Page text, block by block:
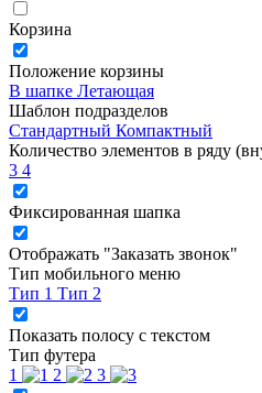
Корзина
Положение корзины
В шапке Летающая
Шаблон подразделов
Стандартный Компактный
Количество элементов в ряду
3 4
Фиксированная шапка
Отображать "Заказать звонок"
Тип мобильного меню
Тип 1 Тип 2
Показать полосу с текстом
Тип футера
1
2 3